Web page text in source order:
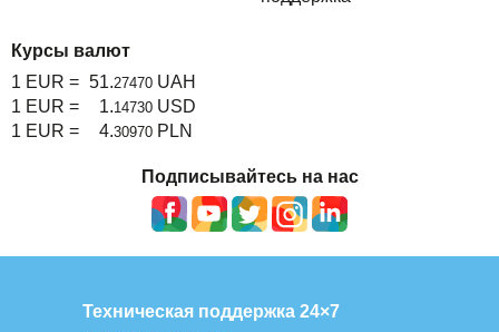
Курсы валют
1 EUR = 51.27470 UAH
1 EUR =
1.14730 USD
1 EUR =
4.30970 PLN
Подписывайтесь на нас
Техническая поддержка 24×7